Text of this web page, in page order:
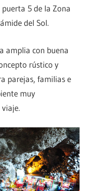
5 de la Zona
del Sol.
amplia con buena
rústico y
parejas, familias e
muy